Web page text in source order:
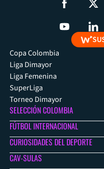
Copa Colombia
Liga Dimayor
Liga Femenina
SuperLiga
Torneo Dimayor
SELECCIÓN COLOMBIA
FÚTBOL INTERNACIONAL
CURIOSIDADES DEL DEPORTE
CAV-SULAS